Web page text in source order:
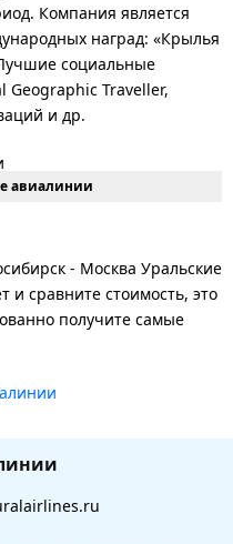
Компания является
наград: «Крылья
социальные
Geographic Traveller,
и др.
авиалинии
- Москва Уральские
сравните стоимость, это
получите самые